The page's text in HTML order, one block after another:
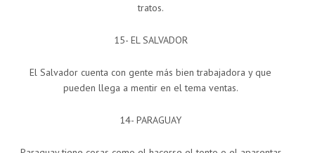
tratos.
15- EL SALVADOR
El Salvador cuenta con gente más bien trabajadora y que
pueden llega a mentir en el tema ventas.
14- PARAGUAY